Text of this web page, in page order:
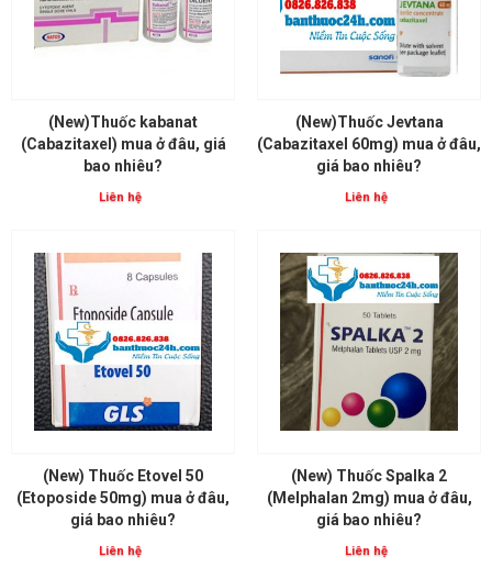
(New)Thuốc kabanat
(Cabazitaxel) mua ở đâu, giá
bao nhiêu?
Liên hệ
(New)Thuốc Jevtana
(Cabazitaxel 60mg) mua ở đâu,
giá bao nhiêu?
Liên hệ
(New) Thuốc Etovel 50
(Etoposide 50mg) mua ở đâu,
giá bao nhiêu?
Liên hệ
(New) Thuốc Spalka 2
(Melphalan 2mg) mua ở đâu,
giá bao nhiêu?
Liên hệ